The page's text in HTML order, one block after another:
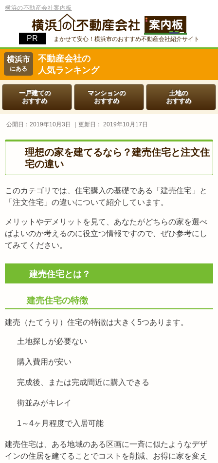
横浜の不動産会社案内板
まかせて安心！横浜市のおすすめ不動産会社紹介サイト
横浜市
にある
不動産会社の
人気ランキング
一戸建ての
おすすめ
マンションの
おすすめ
土地の
おすすめ
公開日：2019年10月3日 ｜更新日：2019年10月17日
理想の家を建てるなら？建売住宅と注文住
宅の違い
このカテゴリでは、住宅購入の基礎である「建売住宅」と
「注文住宅」の違いについて紹介しています。
メリットやデメリットを見て、あなたがどちらの家を選べ
ばよいのか考えるのに役立つ情報ですので、ぜひ参考にし
てみてください。
建売住宅とは？
建売住宅の特徴
建売（たてうり）住宅の特徴は大きく5つあります。
土地探しが必要ない
購入費用が安い
完成後、または完成間近に購入できる
街並みがキレイ
1～4ヶ月程度で入居可能
建売住宅は、ある地域のある区画に一斉に似たようなデザ
インの住居を建てることでコストを削減、お得に家を変え